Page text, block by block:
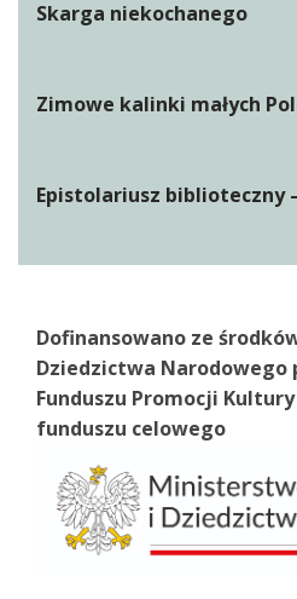
Skarga niekochanego
Zimowe kalinki małych
Epistolariusz biblioteczny
Dofinansowano ze
Dziedzictwa Narodowego
Funduszu Promocji
funduszu celowego